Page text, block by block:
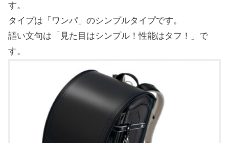
す。
タイプは「ワンパ」のシンプルタイプです。
謳い文句は「見た目はシンプル！性能はタフ！」で
す。